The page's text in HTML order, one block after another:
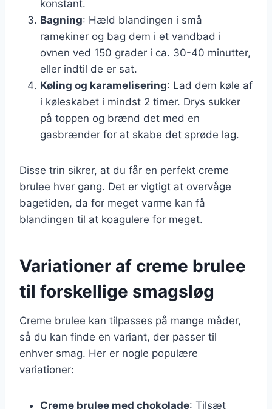
konstant.
Bagning: Hæld blandingen i små
ramekiner og bag dem i et vandbad i
ovnen ved 150 grader i ca. 30-40 minutter,
eller indtil de er sat.
Køling og karamelisering: Lad dem køle af
i køleskabet i mindst 2 timer. Drys sukker
på toppen og brænd det med en
gasbrænder for at skabe det sprøde lag.
Disse trin sikrer, at du får en perfekt creme
brulee hver gang. Det er vigtigt at overvåge
bagetiden, da for meget varme kan få
blandingen til at koagulere for meget.
Variationer af creme brulee
til forskellige smagsløg
Creme brulee kan tilpasses på mange måder,
så du kan finde en variant, der passer til
enhver smag. Her er nogle populære
variationer:
Creme brulee med chokolade: Tilsæt